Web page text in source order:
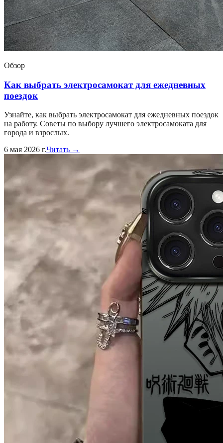
Обзор
Как выбрать электросамокат для ежедневных
поездок
Узнайте, как выбрать электросамокат для ежедневных поездок
на работу. Советы по выбору лучшего электросамоката для
города и взрослых.
6 мая 2026 г.Читать →